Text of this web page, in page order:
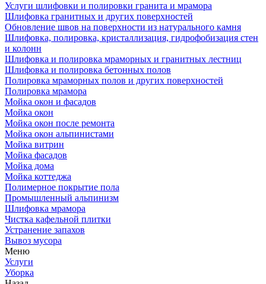
Услуги шлифовки и полировки гранита и мрамора
Шлифовка гранитных и других поверхностей
Обновление швов на поверхности из натурального камня
Шлифовка, полировка, кристаллизация, гидрофобизация стен
и колонн
Шлифовка и полировка мраморных и гранитных лестниц
Шлифовка и полировка бетонных полов
Полировка мраморных полов и других поверхностей
Полировка мрамора
Мойка окон и фасадов
Мойка окон
Мойка окон после ремонта
Мойка окон альпинистами
Мойка витрин
Мойка фасадов
Мойка дома
Мойка коттеджа
Полимерное покрытие пола
Промышленный альпинизм
Шлифовка мрамора
Чистка кафельной плитки
Устранение запахов
Вывоз мусора
Меню
Услуги
Уборка